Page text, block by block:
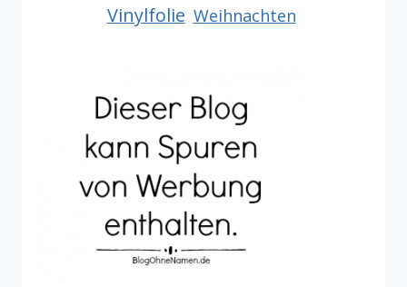
Vinylfolie Weihnachten